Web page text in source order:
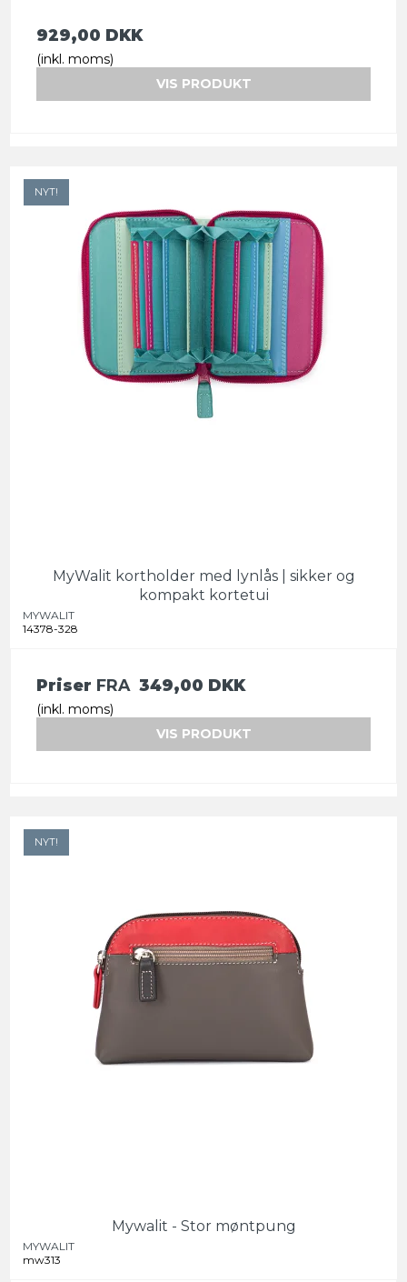
929,00 DKK
(inkl. moms)
VIS PRODUKT
NYT!
MyWalit kortholder med lynlås | sikker og
kompakt kortetui
MYWALIT
14378-328
Priser FRA 349,00 DKK
(inkl. moms)
VIS PRODUKT
NYT!
Mywalit - Stor møntpung
MYWALIT
mw313